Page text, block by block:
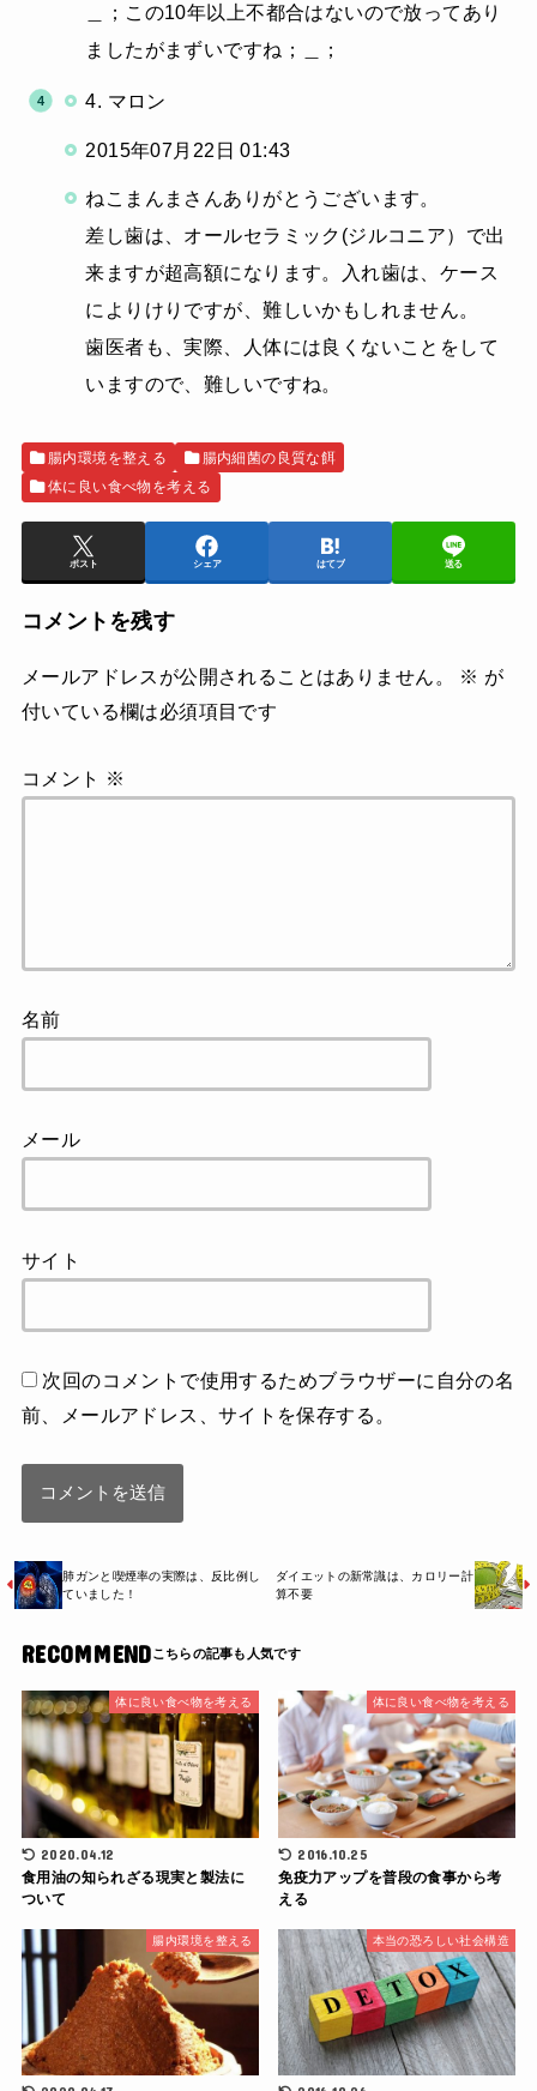
＿；この10年以上不都合はないので放ってあり
ましたがまずいですね；＿；
4. マロン
2015年07月22日 01:43
ねこまんまさんありがとうございます。
差し歯は、オールセラミック(ジルコニア）で出
来ますが超高額になります。入れ歯は、ケース
によりけりですが、難しいかもしれません。
歯医者も、実際、人体には良くないことをして
いますので、難しいですね。
腸内環境を整える
腸内細菌の良質な餌
体に良い食べ物を考える
ポスト シェア はてブ 送る
コメントを残す
メールアドレスが公開されることはありません。 ※ が
付いている欄は必須項目です
コメント ※
名前
メール
サイト
次回のコメントで使用するためブラウザーに自分の名
前、メールアドレス、サイトを保存する。
肺ガンと喫煙率の実際は、反比例し
ていました！
ダイエットの新常識は、カロリー計
算不要
RECOMMEND
体に良い食べ物を考える
2020.04.12
食用油の知られざる現実と製法に
ついて
体に良い食べ物を考える
2016.10.25
免疫力アップを普段の食事から考
える
腸内環境を整える 本当の恐ろしい社会構造